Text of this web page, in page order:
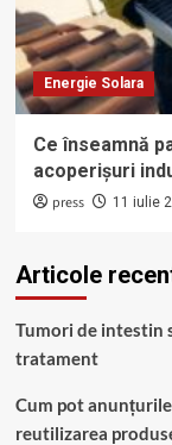
Energie Solara
Ce înseamnă
acoperișuri
press 11 iulie
Articole
Tumori de intestin
tratament
Cum pot
reutilizarea